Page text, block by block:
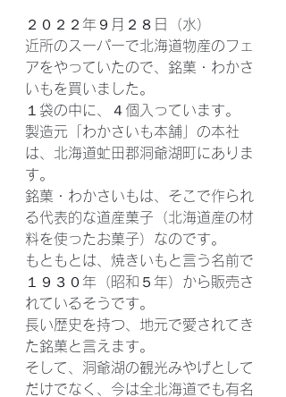
２０２２年９月２８日（水）
近所のスーパーで北海道物産のフェ
アをやっていたので、銘菓・わかさ
いもを買いました。
１袋の中に、４個入っています。
製造元「わかさいも本舗」の本社
は、北海道虻田郡洞爺湖町にありま
す。
銘菓・わかさいもは、そこで作られ
る代表的な道産菓子（北海道産の材
料を使ったお菓子）なのです。
もともとは、焼きいもと言う名前で
１９３０年（昭和５年）から販売さ
れているそうです。
長い歴史を持つ、地元で愛されてき
た銘菓と言えます。
そして、洞爺湖の観光みやげとして
だけでなく、今は全北海道でも有名